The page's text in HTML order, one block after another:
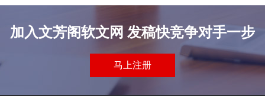
加入文芳阁软文网 发稿快竞争对手一步
马上注册